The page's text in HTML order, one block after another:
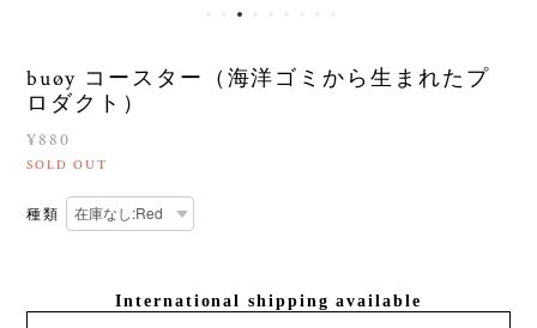
buøy コースター（海洋ゴミから生まれたプ
ロダクト）
¥880
SOLD OUT
種類
International shipping available